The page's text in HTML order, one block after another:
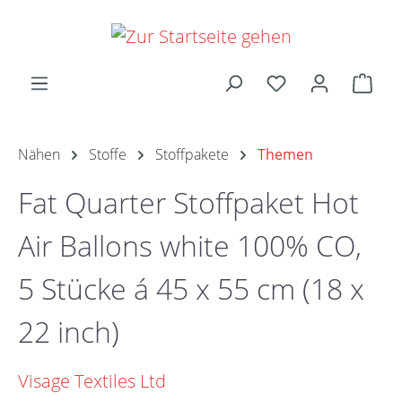
Zum Hauptinhalt springen
Nähen Stoffe Stoffpakete Themen
Fat Quarter Stoffpaket Hot
Air Ballons white 100% CO,
5 Stücke á 45 x 55 cm (18 x
22 inch)
Visage Textiles Ltd